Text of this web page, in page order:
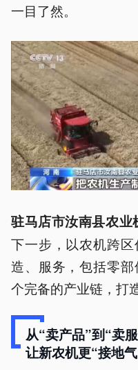
一目了然。
驻马店市汝南县农
下一步，以农机跨
造、服务，包括零
个完备的产业链，打
从“卖产品”到“卖
让新农机更“接地